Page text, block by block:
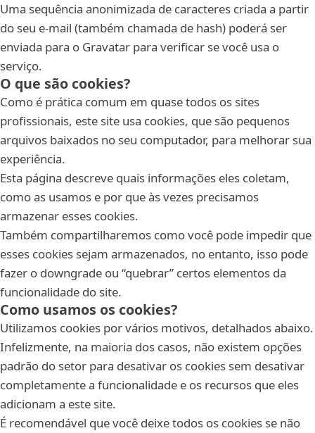
Uma sequência anonimizada de caracteres criada a partir
do seu e-mail (também chamada de hash) poderá ser
enviada para o Gravatar para verificar se você usa o
serviço.
O que são cookies?
Como é prática comum em quase todos os sites
profissionais, este site usa cookies, que são pequenos
arquivos baixados no seu computador, para melhorar sua
experiência.
Esta página descreve quais informações eles coletam,
como as usamos e por que às vezes precisamos
armazenar esses cookies.
Também compartilharemos como você pode impedir que
esses cookies sejam armazenados, no entanto, isso pode
fazer o downgrade ou “quebrar” certos elementos da
funcionalidade do site.
Como usamos os cookies?
Utilizamos cookies por vários motivos, detalhados abaixo.
Infelizmente, na maioria dos casos, não existem opções
padrão do setor para desativar os cookies sem desativar
completamente a funcionalidade e os recursos que eles
adicionam a este site.
É recomendável que você deixe todos os cookies se não